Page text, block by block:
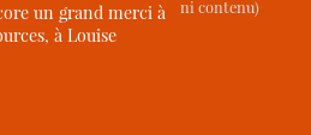
un grand merci à
à Louise
ni contenu)